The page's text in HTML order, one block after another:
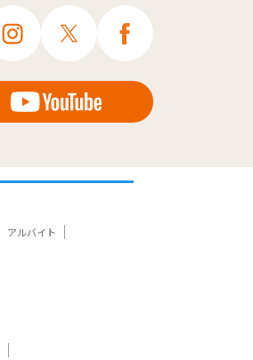
アルバイト